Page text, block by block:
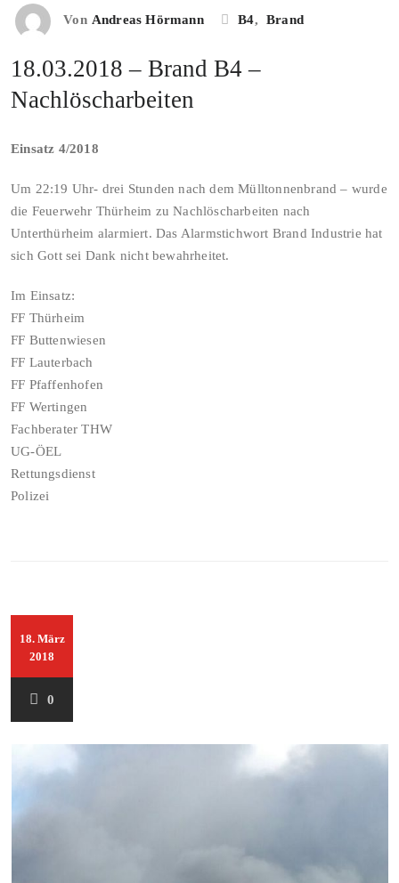
Von Andreas Hörmann B4, Brand
18.03.2018 – Brand B4 –
Nachlöscharbeiten
Einsatz 4/2018
Um 22:19 Uhr- drei Stunden nach dem Mülltonnenbrand – wurde
die Feuerwehr Thürheim zu Nachlöscharbeiten nach
Unterthürheim alarmiert. Das Alarmstichwort Brand Industrie hat
sich Gott sei Dank nicht bewahrheitet.
Im Einsatz:
FF Thürheim
FF Buttenwiesen
FF Lauterbach
FF Pfaffenhofen
FF Wertingen
Fachberater THW
UG-ÖEL
Rettungsdienst
Polizei
18. März
2018
0